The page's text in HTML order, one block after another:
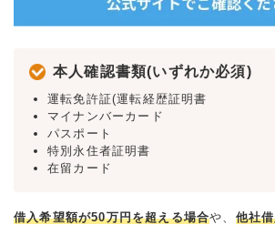
本人確認書類(いずれか必須)
運転免許証(運転経歴証明書
マイナンバーカード
パスポート
特別永住者証明書
在留カード
借入希望額が50万円を超える場合や、 他社